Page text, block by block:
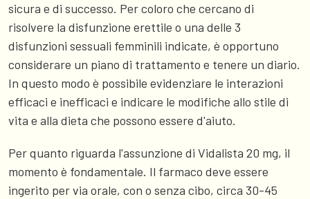
sicura e di successo. Per coloro che cercano di
risolvere la disfunzione erettile o una delle 3
disfunzioni sessuali femminili indicate, è opportuno
considerare un piano di trattamento e tenere un diario.
In questo modo è possibile evidenziare le interazioni
efficaci e inefficaci e indicare le modifiche allo stile di
vita e alla dieta che possono essere d'aiuto.
Per quanto riguarda l'assunzione di Vidalista 20 mg, il
momento è fondamentale. Il farmaco deve essere
ingerito per via orale, con o senza cibo, circa 30-45